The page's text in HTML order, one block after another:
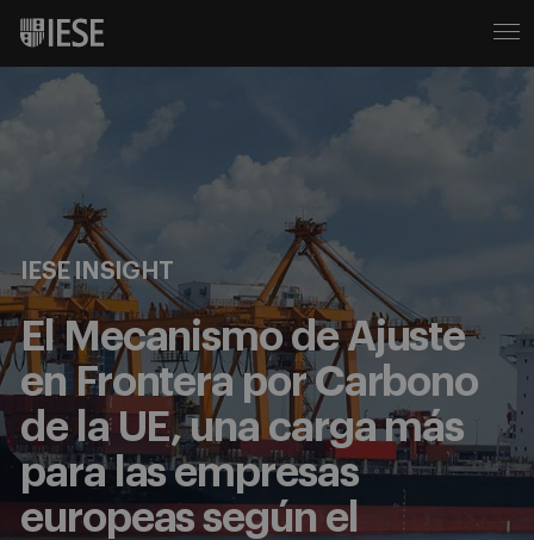
IESE INSIGHT
El Mecanismo de Ajuste
en Frontera por Carbono
de la UE, una carga más
para las empresas
europeas según el